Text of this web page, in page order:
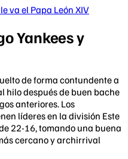
va el Papa León XIV
Yankees y
de forma contundente a
hilo después de buen bache
anteriores. Los
líderes en la división Este
22-16, tomando una buena
cercano y archirrival